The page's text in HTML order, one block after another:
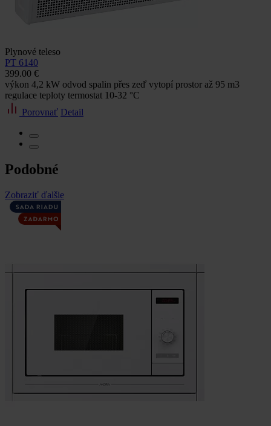
Plynové teleso
PT 6140
399.00 €
výkon 4,2 kW odvod spalin přes zeď vytopí prostor až 95 m3
regulace teploty termostat 10-32 °C
Porovnať Detail
Podobné
Zobraziť ďalšie